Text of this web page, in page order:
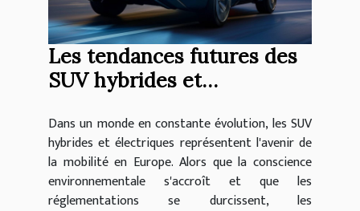
Les tendances futures des
SUV hybrides et
Dans un monde en constante évolution, les SUV
hybrides et électriques représentent l'avenir de
la mobilité en Europe. Alors que la conscience
environnementale s'accroît et que les
réglementations se durcissent, les